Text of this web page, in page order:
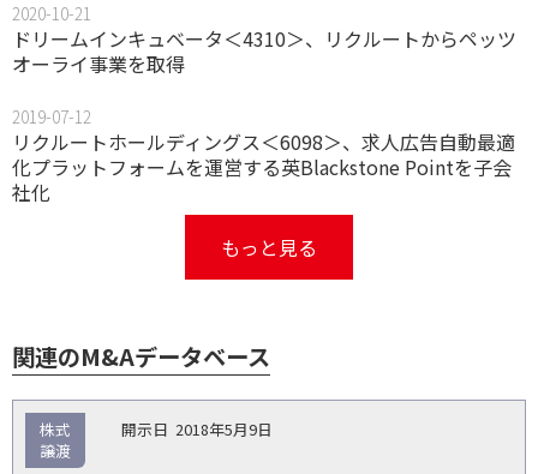
2020-10-21
ドリームインキュベータ＜4310＞、リクルートからペッツ
オーライ事業を取得
2019-07-12
リクルートホールディングス＜6098＞、求人広告自動最適
化プラットフォームを運営する英Blackstone Pointを子会
社化
もっと見る
関連のM&Aデータベース
2018年5月9日
株式
譲渡